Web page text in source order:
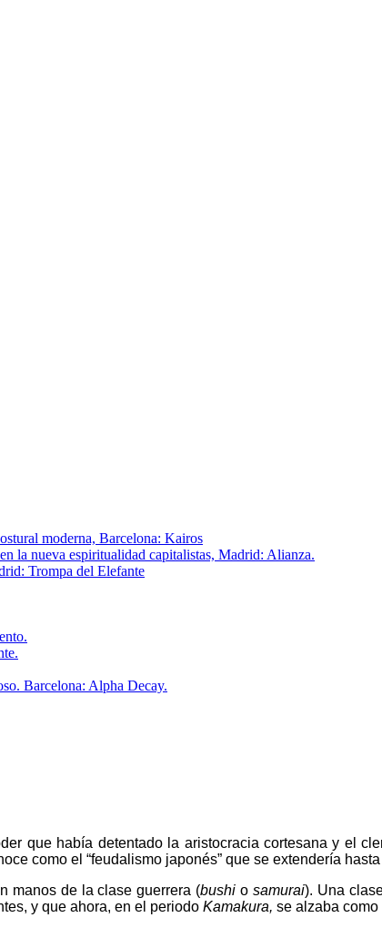
moderna, Barcelona: Kairos
la nueva espiritualidad capitalistas, Madrid: Alianza.
Trompa del Elefante
Barcelona: Alpha Decay.
que había detentado la aristocracia cortesana y el
como el “feudalismo japonés” que se extendería
manos de la clase guerrera (bushio samurai). Una
y que ahora, en el periodo Kamakura, se alzaba como